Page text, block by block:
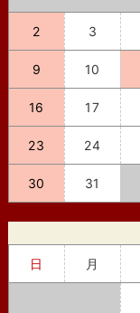
2 3
9 10
16 17
23 24
30 31
日
月